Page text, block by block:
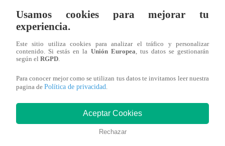
“El poder de las hermanas fantásticas actívense”,
nervios. Estamos recontra nerviosas”, agregaron.
Este martes 6 de febrero, Denisse Dibós y Marco
padre Steve Palao; y Gabriel Calvo y Pablo Saldarriaga
Usamos cookies para mejorar tu
experiencia.
Este sitio utiliza cookies para analizar el tráfico y personalizar
contenido. Si estás en la Unión Europea, tus datos se gestionarán
según el RGPD.
Para conocer mejor como se utilizan tus datos te invitamos leer nuestra
pagina de Política de privacidad.
Aceptar Cookies
Rechazar